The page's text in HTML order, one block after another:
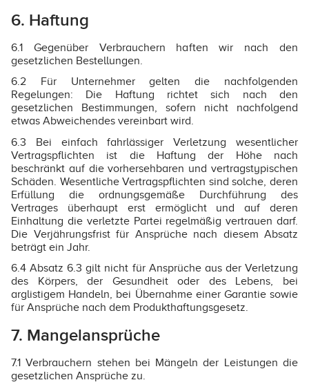
6. Haftung
6.1 Gegenüber Verbrauchern haften wir nach den
gesetzlichen Bestellungen.
6.2 Für Unternehmer gelten die nachfolgenden
Regelungen: Die Haftung richtet sich nach den
gesetzlichen Bestimmungen, sofern nicht nachfolgend
etwas Abweichendes vereinbart wird.
6.3 Bei einfach fahrlässiger Verletzung wesentlicher
Vertragspflichten ist die Haftung der Höhe nach
beschränkt auf die vorhersehbaren und vertragstypischen
Schäden. Wesentliche Vertragspflichten sind solche, deren
Erfüllung die ordnungsgemäße Durchführung des
Vertrages überhaupt erst ermöglicht und auf deren
Einhaltung die verletzte Partei regelmäßig vertrauen darf.
Die Verjährungsfrist für Ansprüche nach diesem Absatz
beträgt ein Jahr.
6.4 Absatz 6.3 gilt nicht für Ansprüche aus der Verletzung
des Körpers, der Gesundheit oder des Lebens, bei
arglistigem Handeln, bei Übernahme einer Garantie sowie
für Ansprüche nach dem Produkthaftungsgesetz.
7. Mangelansprüche
7.1 Verbrauchern stehen bei Mängeln der Leistungen die
gesetzlichen Ansprüche zu.